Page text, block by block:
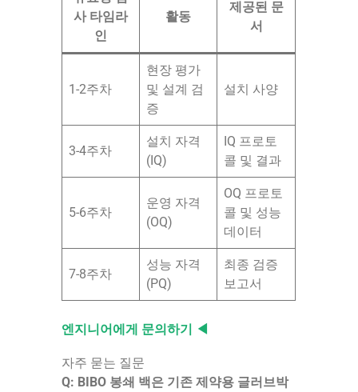
사 타임라
인
활동
제공된 문
서
1-2주차
현장 평가
및 설계 검
증
설치 사양
3-4주차
설치 자격
(IQ)
IQ 프로토
콜 및 결과
5-6주차
운영 자격
(OQ)
OQ 프로토
콜 및 성능
데이터
7-8주차
성능 자격
(PQ)
최종 검증
보고서
엔지니어에게 문의하기 ◀
자주 묻는 질문
Q: BIBO 봉쇄 백은 기존 제약용 글러브박